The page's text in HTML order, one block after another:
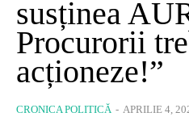
susținea
Procurorii
acționeze!”
CRONICA POLITICĂ - APRILIE 4,